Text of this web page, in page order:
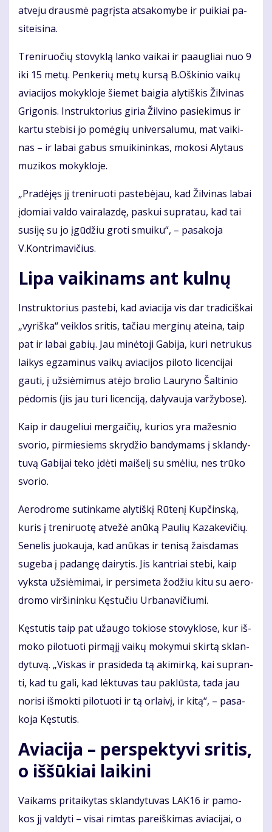
at­ve­ju draus­mė pa­grįs­ta at­sa­ko­my­be ir pui­kiai pa­
si­tei­si­na.
Tre­ni­ruo­čių sto­vyk­lą lan­ko vai­kai ir pa­aug­liai nuo 9
iki 15 me­tų. Pen­ke­rių me­tų kur­są B.Oš­ki­nio vai­kų
avia­ci­jos mo­kyk­lo­je šie­met bai­gia aly­tiš­kis Žil­vi­nas
Gri­go­nis. In­struk­to­rius gi­ria Žil­vi­no pa­sie­ki­mus ir
kar­tu ste­bi­si jo po­mė­gių uni­ver­sa­lu­mu, mat vai­ki­
nas – ir la­bai ga­bus smui­ki­nin­kas, mo­ko­si Aly­taus
mu­zi­kos mo­kyk­lo­je.
„Pra­dė­jęs jį tre­ni­ruo­ti pa­ste­bė­jau, kad Žil­vi­nas la­bai
įdo­miai val­do vai­ra­laz­dę, pas­kui su­pra­tau, kad tai
su­si­ję su jo įgū­džiu gro­ti smui­ku“, – pa­sa­ko­ja
V.Kon­tri­ma­vi­čius.
Lipa vaikinams ant kulnų
Instruktorius pa­ste­bi, kad avia­ci­ja vis dar tra­di­ciš­kai
„vy­riš­ka“ veik­los sri­tis, ta­čiau mer­gi­nų at­ei­na, taip
pat ir la­bai ga­bių. Jau mi­nė­to­ji Ga­bi­ja, ku­ri ne­tru­kus
lai­kys eg­za­mi­nus vai­kų avia­ci­jos pi­lo­to li­cen­ci­jai
gau­ti, į už­si­ė­mi­mus at­ėjo bro­lio Lau­ry­no Šal­ti­nio
pė­do­mis (jis jau tu­ri li­cen­ci­ją, da­ly­vau­ja var­žy­bo­se).
Kaip ir dau­ge­liui mer­gai­čių, ku­rios yra ma­žes­nio
svo­rio, pir­mie­siems skry­džio ban­dy­mams į sklan­dy­
tu­vą Ga­bi­jai te­ko įdė­ti mai­še­lį su smė­liu, nes trū­ko
svo­rio.
Ae­ro­dro­me su­tin­ka­me aly­tiš­kį Rū­te­nį Kup­čins­ką,
ku­ris į tre­ni­ruo­tę at­ve­žė anū­ką Pau­lių Ka­za­ke­vi­čių.
Se­ne­lis juo­kau­ja, kad anū­kas ir te­ni­są žais­da­mas
su­ge­ba į pa­dan­gę dai­ry­tis. Jis kan­triai ste­bi, kaip
vyks­ta už­si­ė­mi­mai, ir per­si­me­ta žo­džiu ki­tu su ae­ro­
dro­mo vir­ši­nin­ku Kęs­tu­čiu Ur­ba­na­vi­čiu­mi.
Kęs­tu­tis taip pat už­au­go to­kio­se sto­vyk­lo­se, kur iš­
mo­ko pi­lo­tuo­ti pir­mą­jį vai­kų mo­ky­mui skir­tą sklan­
dy­tu­vą. „Vis­kas ir pra­si­de­da tą aki­mir­ką, kai su­pran­
ti, kad tu ga­li, kad lėk­tu­vas tau pa­klūs­ta, ta­da jau
no­ri­si iš­mok­ti pi­lo­tuo­ti ir tą or­lai­vį, ir ki­tą“, – pa­sa­
ko­ja Kęs­tu­tis.
Aviacija – perspektyvi sritis,
o iššūkiai laikini
Vai­kams pri­tai­ky­tas sklan­dy­tu­vas LAK16 ir pa­mo­
kos jį val­dy­ti – vi­sai rim­tas pa­reiš­ki­mas avia­ci­jai, o